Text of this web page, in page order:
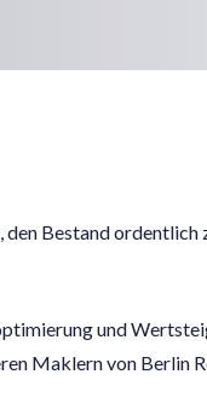
Bestand
und
Maklern von Berlin